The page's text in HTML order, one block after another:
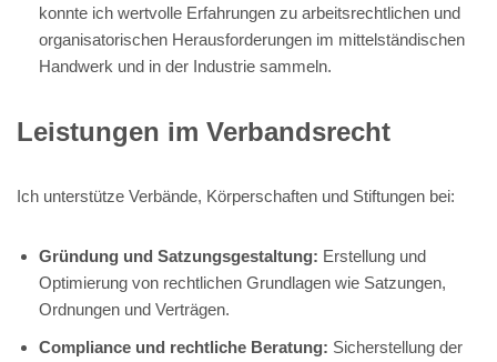
konnte ich wertvolle Erfahrungen zu arbeitsrechtlichen und
organisatorischen Herausforderungen im mittelständischen
Handwerk und in der Industrie sammeln.
Leistungen im Verbandsrecht
Ich unterstütze Verbände, Körperschaften und Stiftungen bei:
Gründung und Satzungsgestaltung: Erstellung und
Optimierung von rechtlichen Grundlagen wie Satzungen,
Ordnungen und Verträgen.
Compliance und rechtliche Beratung: Sicherstellung der